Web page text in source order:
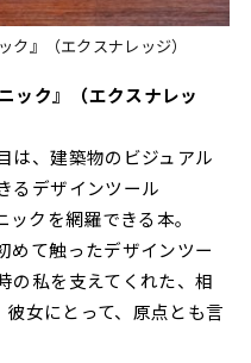
ク』（エクスナレッジ）
ック』（エクスナレッ
は、建築物のビジュアル
るデザインツール
クを網羅できる本。
めて触ったデザインツー
の私を支えてくれた、相
女にとって、原点とも言